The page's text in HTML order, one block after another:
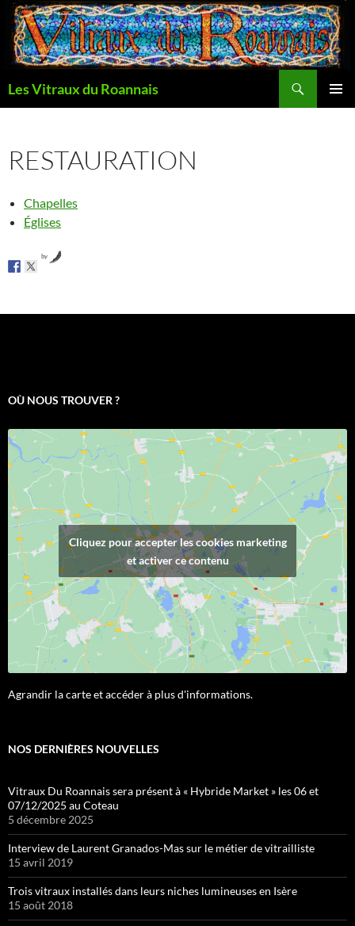
Aller
au
contenu
Les Vitraux du Roannais
RESTAURATION
Chapelles
Églises
by
OÙ NOUS TROUVER ?
Cliquez pour accepter les cookies marketing
et activer ce contenu
Agrandir la carte et accéder à plus d'informations.
NOS DERNIÈRES NOUVELLES
Vitraux Du Roannais sera présent à « Hybride Market » les 06 et
07/12/2025 au Coteau
5 décembre 2025
Interview de Laurent Granados-Mas sur le métier de vitrailliste
15 avril 2019
Trois vitraux installés dans leurs niches lumineuses en Isère
15 août 2018